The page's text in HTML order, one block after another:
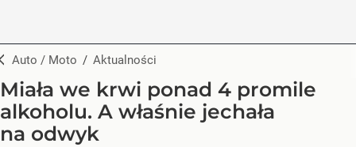
Auto / Moto / Aktualności
Miała we krwi ponad 4 promile
alkoholu. A właśnie jechała
na odwyk